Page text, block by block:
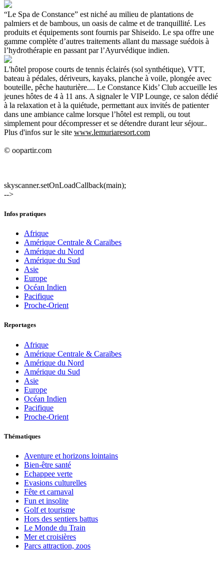
“Le Spa de Constance” est niché au milieu de plantations de
palmiers et de bambous, un oasis de calme et de tranquillité. Les
produits et équipements sont fournis par Shiseido. Le spa offre une
gamme complète d’autres traitements allant du massage suédois à
l’hydrothérapie en passant par l’Ayurvédique indien.
L'hôtel propose courts de tennis éclairés (sol synthétique), VTT,
bateau à pédales, dériveurs, kayaks, planche à voile, plongée avec
bouteille, pêche hauturière.... Le Constance Kids’ Club accueille les
jeunes hôtes de 4 à 11 ans. A signaler le VIP Lounge, ce salon dédié
à la relaxation et à la quiétude, permettant aux invités de patienter
dans une ambiance calme lorsque l’hôtel est rempli, ou tout
simplement pour décompresser et se détendre durant leur séjour..
Plus d'infos sur le site www.lemuriaresort.com
© oopartir.com
skyscanner.setOnLoadCallback(main);
-->
Infos pratiques
Afrique
Amérique Centrale & Caraïbes
Amérique du Nord
Amérique du Sud
Asie
Europe
Océan Indien
Pacifique
Proche-Orient
Reportages
Afrique
Amérique Centrale & Caraïbes
Amérique du Nord
Amérique du Sud
Asie
Europe
Océan Indien
Pacifique
Proche-Orient
Thématiques
Aventure et horizons lointains
Bien-être santé
Echappee verte
Evasions culturelles
Fête et carnaval
Fun et insolite
Golf et tourisme
Hors des sentiers battus
Le Monde du Train
Mer et croisières
Parcs attraction, zoos